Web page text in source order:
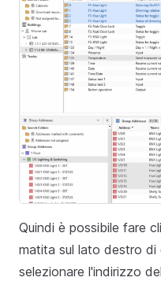
Quindi è possibile fare
matita sul lato destro
selezionare l'indirizzo